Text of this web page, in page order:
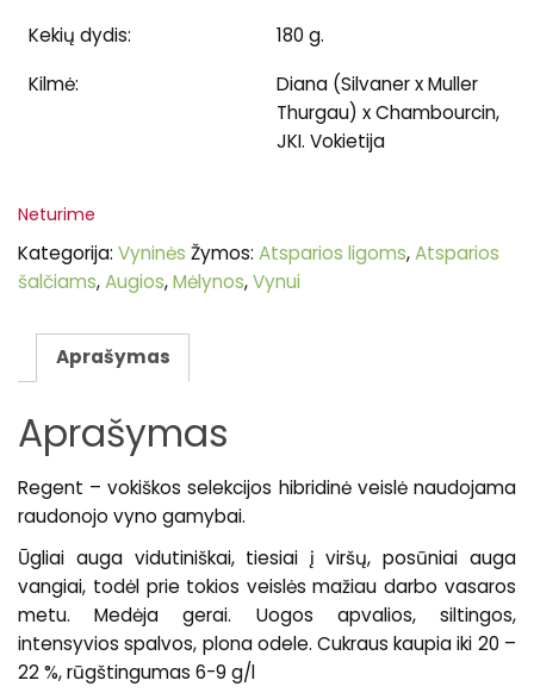
Kekių dydis:
180 g.
Kilmė:
Diana (Silvaner x Muller
Thurgau) x Chambourcin,
JKI. Vokietija
Neturime
Kategorija:Vyninės Žymos:Atsparios ligoms,Atsparios
šalčiams,Augios,Mėlynos,Vynui
Aprašymas
Aprašymas
Regent – vokiškos selekcijos hibridinė veislė naudojama
raudonojo vyno gamybai.
Ūgliai auga vidutiniškai, tiesiai į viršų, posūniai auga
vangiai, todėl prie tokios veislės mažiau darbo vasaros
metu. Medėja gerai. Uogos apvalios, siltingos,
intensyvios spalvos, plona odele. Cukraus kaupia iki 20 –
22 %, rūgštingumas 6-9 g/l